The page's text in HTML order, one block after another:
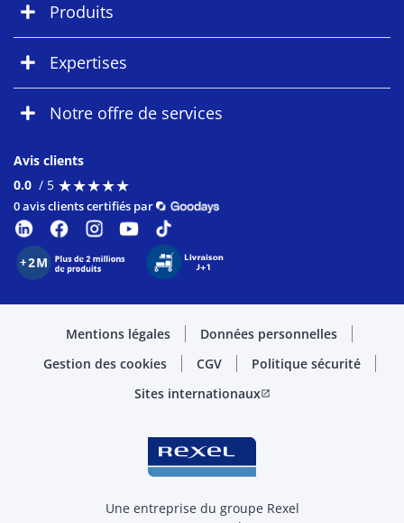
Produits
Expertises
Notre offre de services
Avis clients
0.0 / 5 ★★★★★
★★★★★
0 avis clients certifiés par
Mentions légales
Données personnelles
Gestion des cookies
CGV
Politique sécurité
Sites internationauxopen_in_new
Une entreprise du groupe Rexel